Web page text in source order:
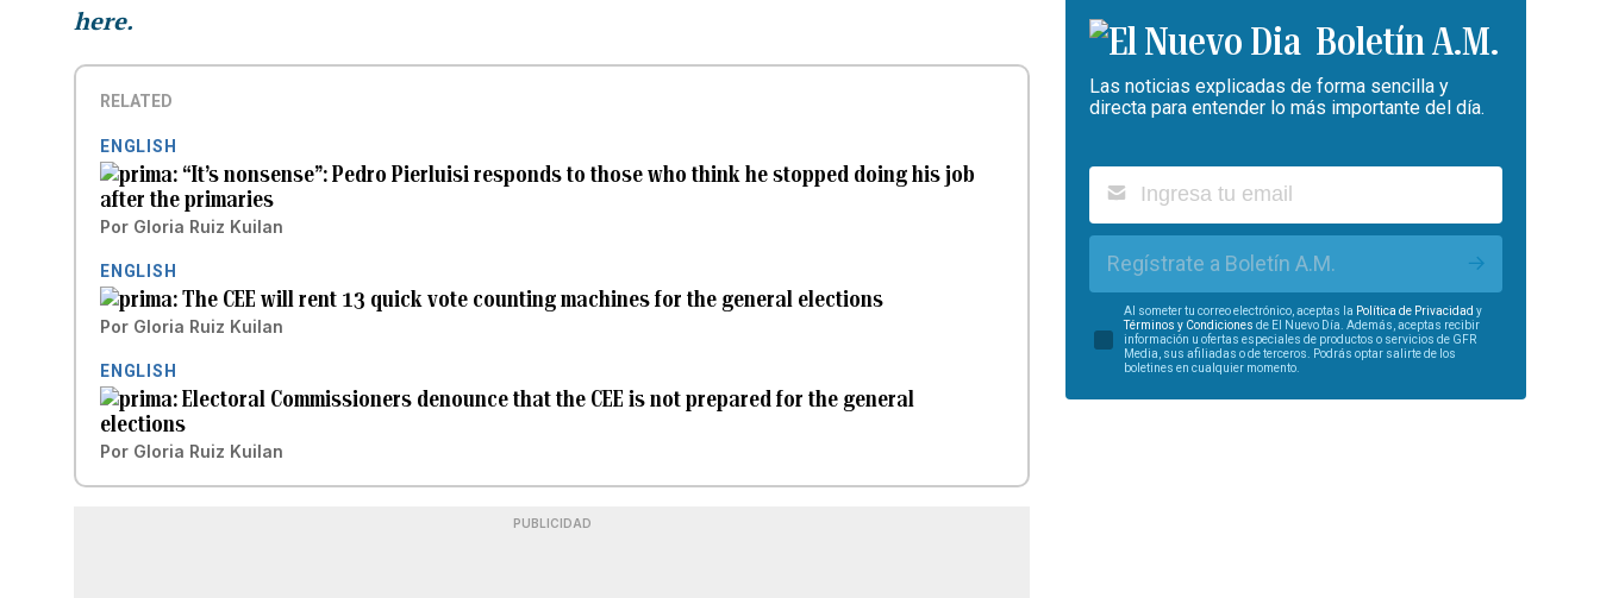
here.
RELATED
ENGLISH
“It’s nonsense”: Pedro Pierluisi responds to those who think he stopped doing his job
after the primaries
Por Gloria Ruiz Kuilan
ENGLISH
The CEE will rent 13 quick vote counting machines for the general elections
Por Gloria Ruiz Kuilan
ENGLISH
Electoral Commissioners denounce that the CEE is not prepared for the general
elections
Por Gloria Ruiz Kuilan
PUBLICIDAD
Boletín A.M.
Las noticias explicadas de forma sencilla y
directa para entender lo más importante del día.
Regístrate a Boletín A.M.
Al someter tu correo electrónico, aceptas la Política de Privacidad y
Términos y Condiciones de El Nuevo Día. Además, aceptas recibir
información u ofertas especiales de productos o servicios de GFR
Media, sus afiliadas o de terceros. Podrás optar salirte de los
boletines en cualquier momento.